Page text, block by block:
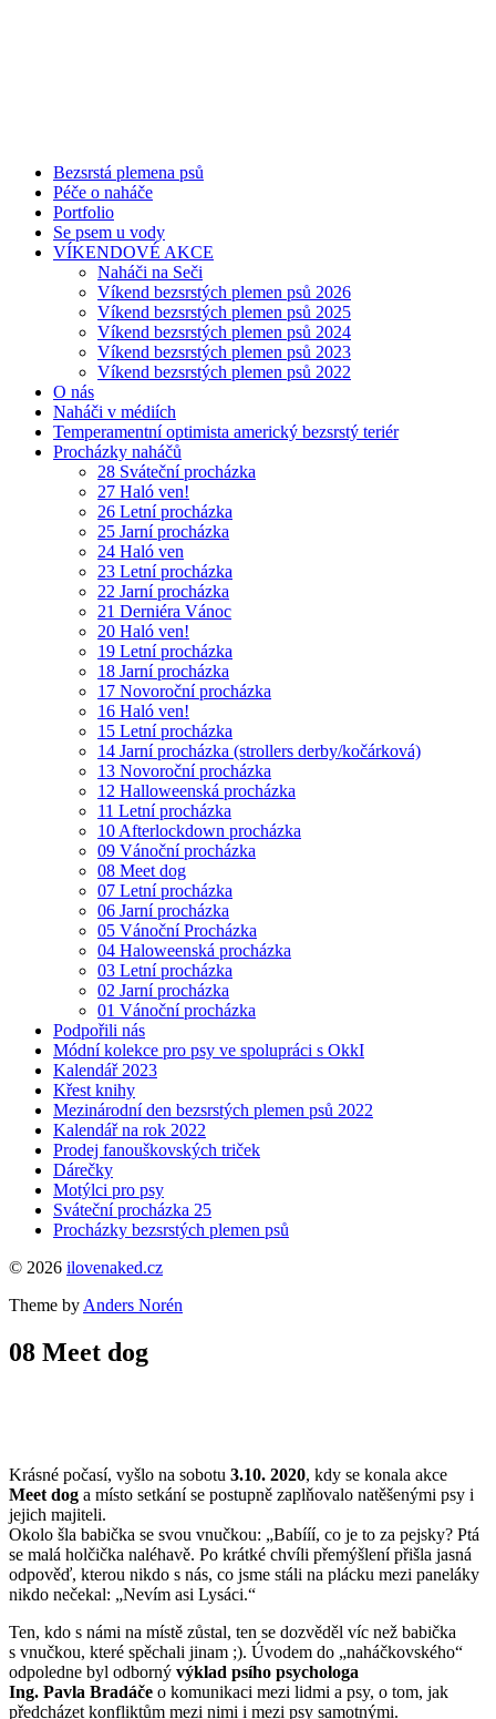
Bezsrstá plemena psů
Péče o naháče
Portfolio
Se psem u vody
VÍKENDOVÉ AKCE
Naháči na Seči
Víkend bezsrstých plemen psů 2026
Víkend bezsrstých plemen psů 2025
Víkend bezsrstých plemen psů 2024
Víkend bezsrstých plemen psů 2023
Víkend bezsrstých plemen psů 2022
O nás
Naháči v médiích
Temperamentní optimista americký bezsrstý teriér
Procházky naháčů
28 Sváteční procházka
27 Haló ven!
26 Letní procházka
25 Jarní procházka
24 Haló ven
23 Letní procházka
22 Jarní procházka
21 Derniéra Vánoc
20 Haló ven!
19 Letní procházka
18 Jarní procházka
17 Novoroční procházka
16 Haló ven!
15 Letní procházka
14 Jarní procházka (strollers derby/kočárková)
13 Novoroční procházka
12 Halloweenská procházka
11 Letní procházka
10 Afterlockdown procházka
09 Vánoční procházka
08 Meet dog
07 Letní procházka
06 Jarní procházka
05 Vánoční Procházka
04 Haloweenská procházka
03 Letní procházka
02 Jarní procházka
01 Vánoční procházka
Podpořili nás
Módní kolekce pro psy ve spolupráci s OkkI
Kalendář 2023
Křest knihy
Mezinárodní den bezsrstých plemen psů 2022
Kalendář na rok 2022
Prodej fanouškovských triček
Dárečky
Motýlci pro psy
Sváteční procházka 25
Procházky bezsrstých plemen psů
© 2026 ilovenaked.cz
Theme by Anders Norén
08 Meet dog
Krásné počasí, vyšlo na sobotu 3.10. 2020, kdy se konala akce
Meet dog a místo setkání se postupně zaplňovalo natěšenými psy i
jejich majiteli.
Okolo šla babička se svou vnučkou: „Babííí, co je to za pejsky? Ptá
se malá holčička naléhavě. Po krátké chvíli přemýšlení přišla jasná
odpověď, kterou nikdo s nás, co jsme stáli na plácku mezi paneláky
nikdo nečekal: „Nevím asi Lysáci.“
Ten, kdo s námi na místě zůstal, ten se dozvěděl víc než babička
s vnučkou, které spěchali jinam ;). Úvodem do „naháčkovského“
odpoledne byl odborný výklad psího psychologa
Ing. Pavla Bradáče o komunikaci mezi lidmi a psy, o tom, jak
předcházet konfliktům mezi nimi i mezi psy samotnými.